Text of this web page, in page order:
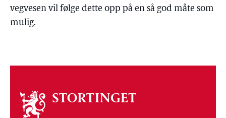
vegvesen vil følge dette opp på en så god måte som
mulig.
Om
stortinget